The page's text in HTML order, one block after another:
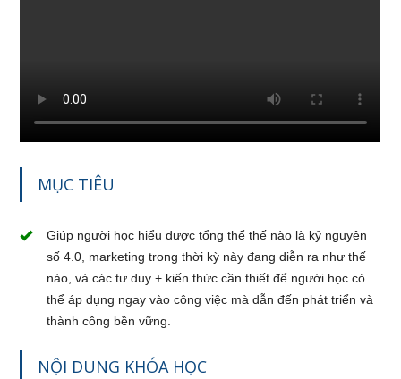
MỤC TIÊU
Giúp người học hiểu được tổng thể thế nào là kỷ nguyên
số 4.0, marketing trong thời kỳ này đang diễn ra như thế
nào, và các tư duy + kiến thức cần thiết để người học có
thể áp dụng ngay vào công việc mà dẫn đến phát triển và
thành công bền vững.
NỘI DUNG KHÓA HỌC